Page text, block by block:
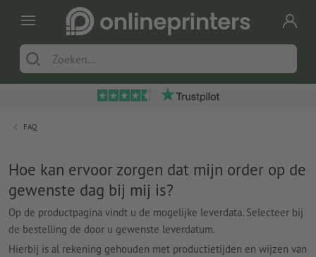
FAQ
Hoe kan ervoor zorgen dat mijn order op de
gewenste dag bij mij is?
Op de productpagina vindt u de mogelijke leverdata. Selecteer bij
de bestelling de door u gewenste leverdatum.
Hierbij is al rekening gehouden met productietijden en wijzen van